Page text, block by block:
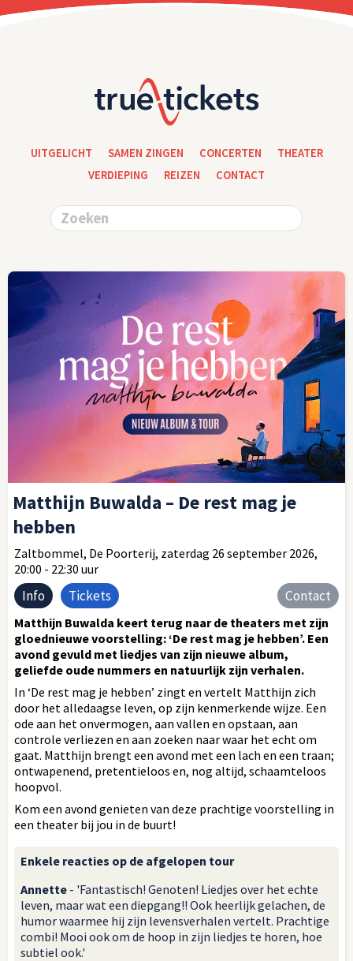
UITGELICHT SAMEN ZINGEN CONCERTEN
THEATER
VERDIEPING
REIZEN CONTACT
Matthijn Buwalda – De rest mag je
hebben
Zaltbommel, De Poorterij, zaterdag 26 september 2026,
20:00 - 22:30 uur
Info Tickets Contact
Matthijn Buwalda keert terug naar de theaters met zijn
gloednieuwe voorstelling: ‘De rest mag je hebben’. Een
avond gevuld met liedjes van zijn nieuwe album,
geliefde oude nummers en natuurlijk zijn verhalen.
In ‘De rest mag je hebben’ zingt en vertelt Matthijn zich
door het alledaagse leven, op zijn kenmerkende wijze. Een
ode aan het onvermogen, aan vallen en opstaan, aan
controle verliezen en aan zoeken naar waar het echt om
gaat. Matthijn brengt een avond met een lach en een traan;
ontwapenend, pretentieloos en, nog altijd, schaamteloos
hoopvol.
Kom een avond genieten van deze prachtige voorstelling in
een theater bij jou in de buurt!
Enkele reacties op de afgelopen tour
Annette - 'Fantastisch! Genoten! Liedjes over het echte
leven, maar wat een diepgang!! Ook heerlijk gelachen, de
humor waarmee hij zijn levensverhalen vertelt. Prachtige
combi! Mooi ook om de hoop in zijn liedjes te horen, hoe
subtiel ook.'